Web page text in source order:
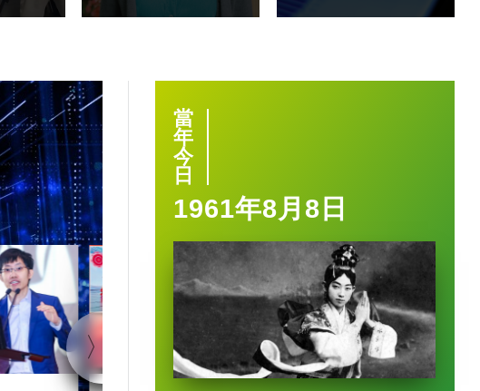
1:40
當
年
今
日
1961年8月8日